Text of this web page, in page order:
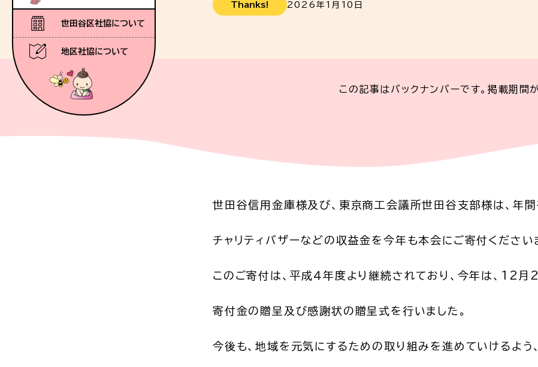
世田谷区社協について
地区社協について
Thanks! 2026年1月10日
この記事はバックナンバーです。掲載期間
世田谷信用金庫様及び、東京商工会議所世田谷支部様は、年
チャリティバザーなどの収益金を今年も本会にご寄付ください
このご寄付は、平成４年度より継続されており、今年は、12
寄付金の贈呈及び感謝状の贈呈式を行いました。
今後も、地域を元気にするための取り組みを進めていけるよう